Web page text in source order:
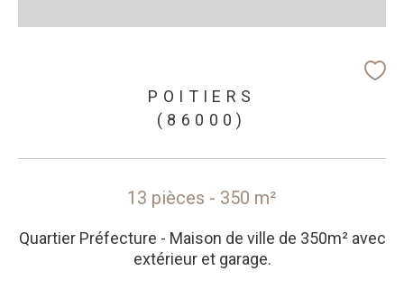
POITIERS
(86000)
13 pièces - 350 m²
Quartier Préfecture - Maison de ville de 350m² avec
extérieur et garage.